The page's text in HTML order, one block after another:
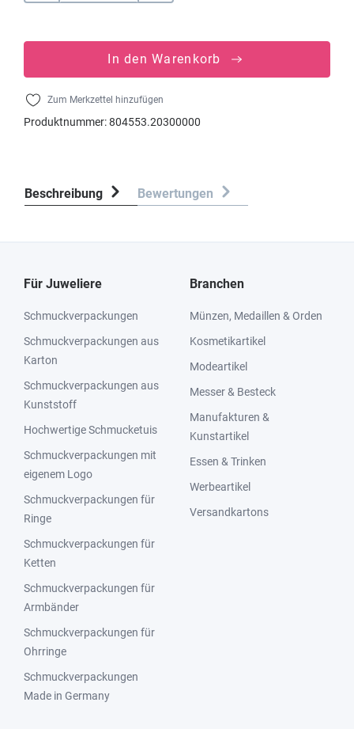
In den Warenkorb
Zum Merkzettel hinzufügen
Produktnummer:804553.20300000
Beschreibung Bewertungen
Für Juweliere
Schmuckverpackungen
Schmuckverpackungen aus
Karton
Schmuckverpackungen aus
Kunststoff
Hochwertige Schmucketuis
Schmuckverpackungen mit
eigenem Logo
Schmuckverpackungen für
Ringe
Schmuckverpackungen für
Ketten
Schmuckverpackungen für
Armbänder
Schmuckverpackungen für
Ohrringe
Schmuckverpackungen
Made in Germany
Branchen
Münzen, Medaillen & Orden
Kosmetikartikel
Modeartikel
Messer & Besteck
Manufakturen &
Kunstartikel
Essen & Trinken
Werbeartikel
Versandkartons